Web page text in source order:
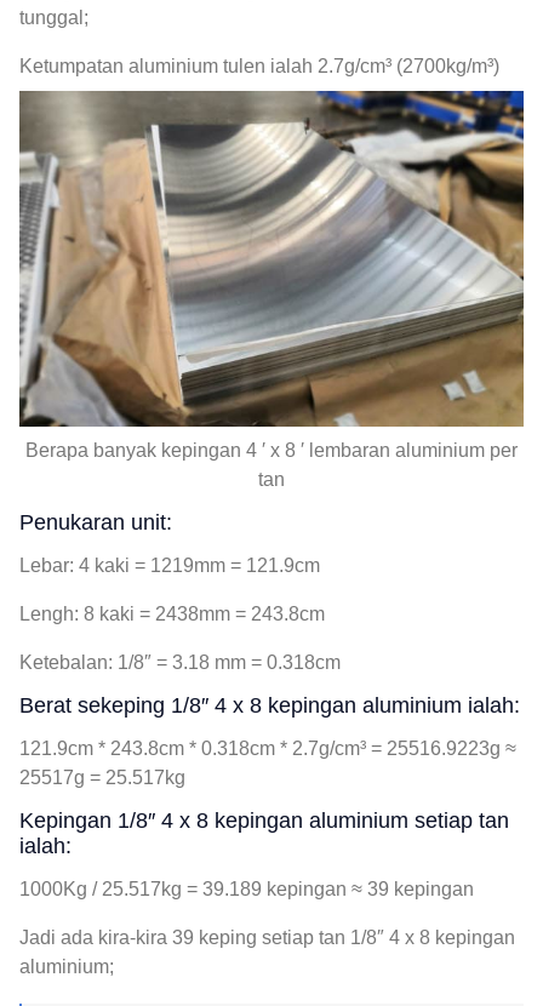
tunggal;
Ketumpatan aluminium tulen ialah 2.7g/cm³ (2700kg/m³)
Berapa banyak kepingan 4 ′ x 8 ′ lembaran aluminium per
tan
Penukaran unit:
Lebar: 4 kaki = 1219mm = 121.9cm
Lengh: 8 kaki = 2438mm = 243.8cm
Ketebalan: 1/8″ = 3.18 mm = 0.318cm
Berat sekeping 1/8″ 4 x 8 kepingan aluminium ialah:
121.9cm * 243.8cm * 0.318cm * 2.7g/cm³ = 25516.9223g ≈
25517g = 25.517kg
Kepingan 1/8″ 4 x 8 kepingan aluminium setiap tan
ialah:
1000Kg / 25.517kg = 39.189 kepingan ≈ 39 kepingan
Jadi ada kira-kira 39 keping setiap tan 1/8″ 4 x 8 kepingan
aluminium;